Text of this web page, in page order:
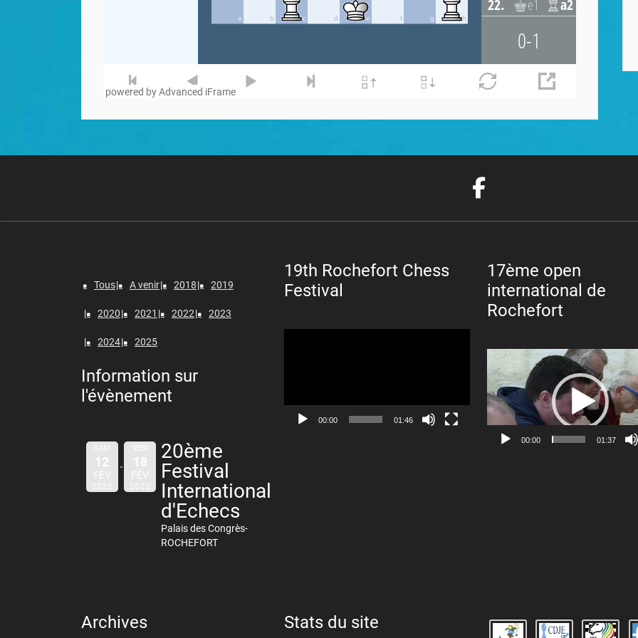
powered by Advanced iFrame
Tous A venir 2018 2019
2020 2021 2022 2023
2024 2025
Information sur
l'évènement
SAM
12
FÉV
2022
VEN
18
FÉV
2022
20ème
Festival
International
d'Echecs
Palais des Congrès-
ROCHEFORT
19th Rochefort Chess
Festival
00:00 01:46
17ème open
international de
Rochefort
Lecteur
vidéo
00:00 01:37
Archives Stats du site